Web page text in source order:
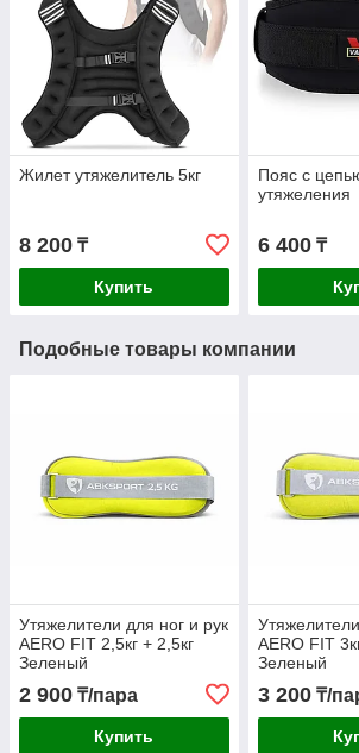
Жилет утяжелитель 5кг
8 200 ₸
Купить
Пояс с
утяжеления
6 400₸
Подобные товары компании
Утяжелители для ног и рук
AERO FIT 2,5кг + 2,5кг
Зеленый
2 900 ₸/пара
Купить
AERO FIT
Зеленый
3 200₸/